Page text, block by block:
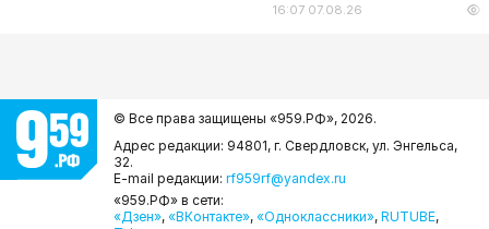
16:07 07.08.26
© Все права защищены «959.РФ», 2026.
Адрес редакции: 94801, г. Свердловск, ул. Энгельса,
32.
E-mail редакции: rf959rf@yandex.ru
«959.РФ» в сети:
«Дзен», «ВКонтакте», «Одноклассники», RUTUBE,